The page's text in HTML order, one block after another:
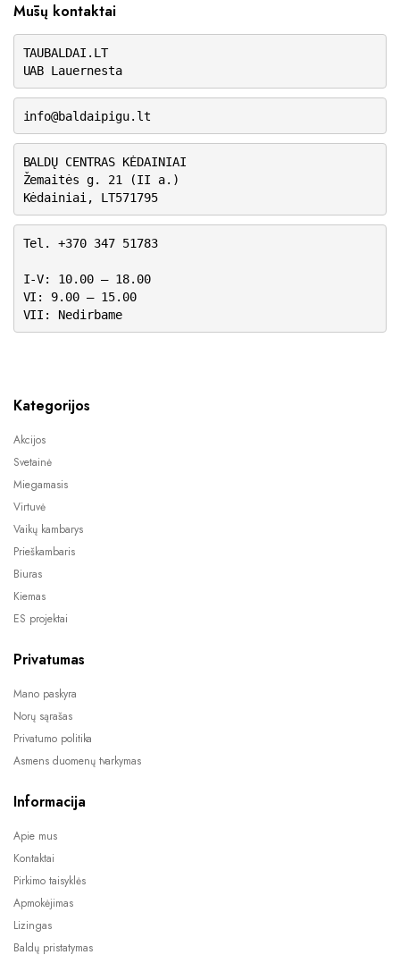
Mūsų kontaktai
TAUBALDAI.LT
UAB Lauernesta
info@baldaipigu.lt
BALDŲ CENTRAS KĖDAINIAI
Žemaitės g. 21 (II a.)
Kėdainiai, LT571795
Tel. +370 347 51783
I-V: 10.00 – 18.00
VI: 9.00 – 15.00
VII: Nedirbame
Kategorijos
Akcijos
Svetainė
Miegamasis
Virtuvė
Vaikų kambarys
Prieškambaris
Biuras
Kiemas
ES projektai
Privatumas
Mano paskyra
Norų sąrašas
Privatumo politika
Asmens duomenų tvarkymas
Informacija
Apie mus
Kontaktai
Pirkimo taisyklės
Apmokėjimas
Lizingas
Baldų pristatymas